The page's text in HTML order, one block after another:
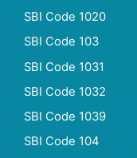
SBI Code 1020
SBI Code 103
SBI Code 1031
SBI Code 1032
SBI Code 1039
SBI Code 104